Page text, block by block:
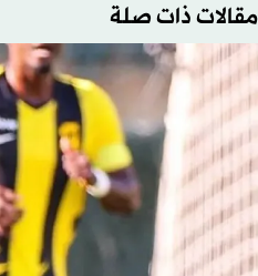
مقالات ذات صلة